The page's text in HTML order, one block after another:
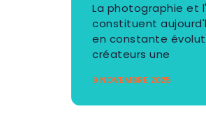
La photographie et
constituent
en constante
créateurs une
9 NOVEMBRE 2025